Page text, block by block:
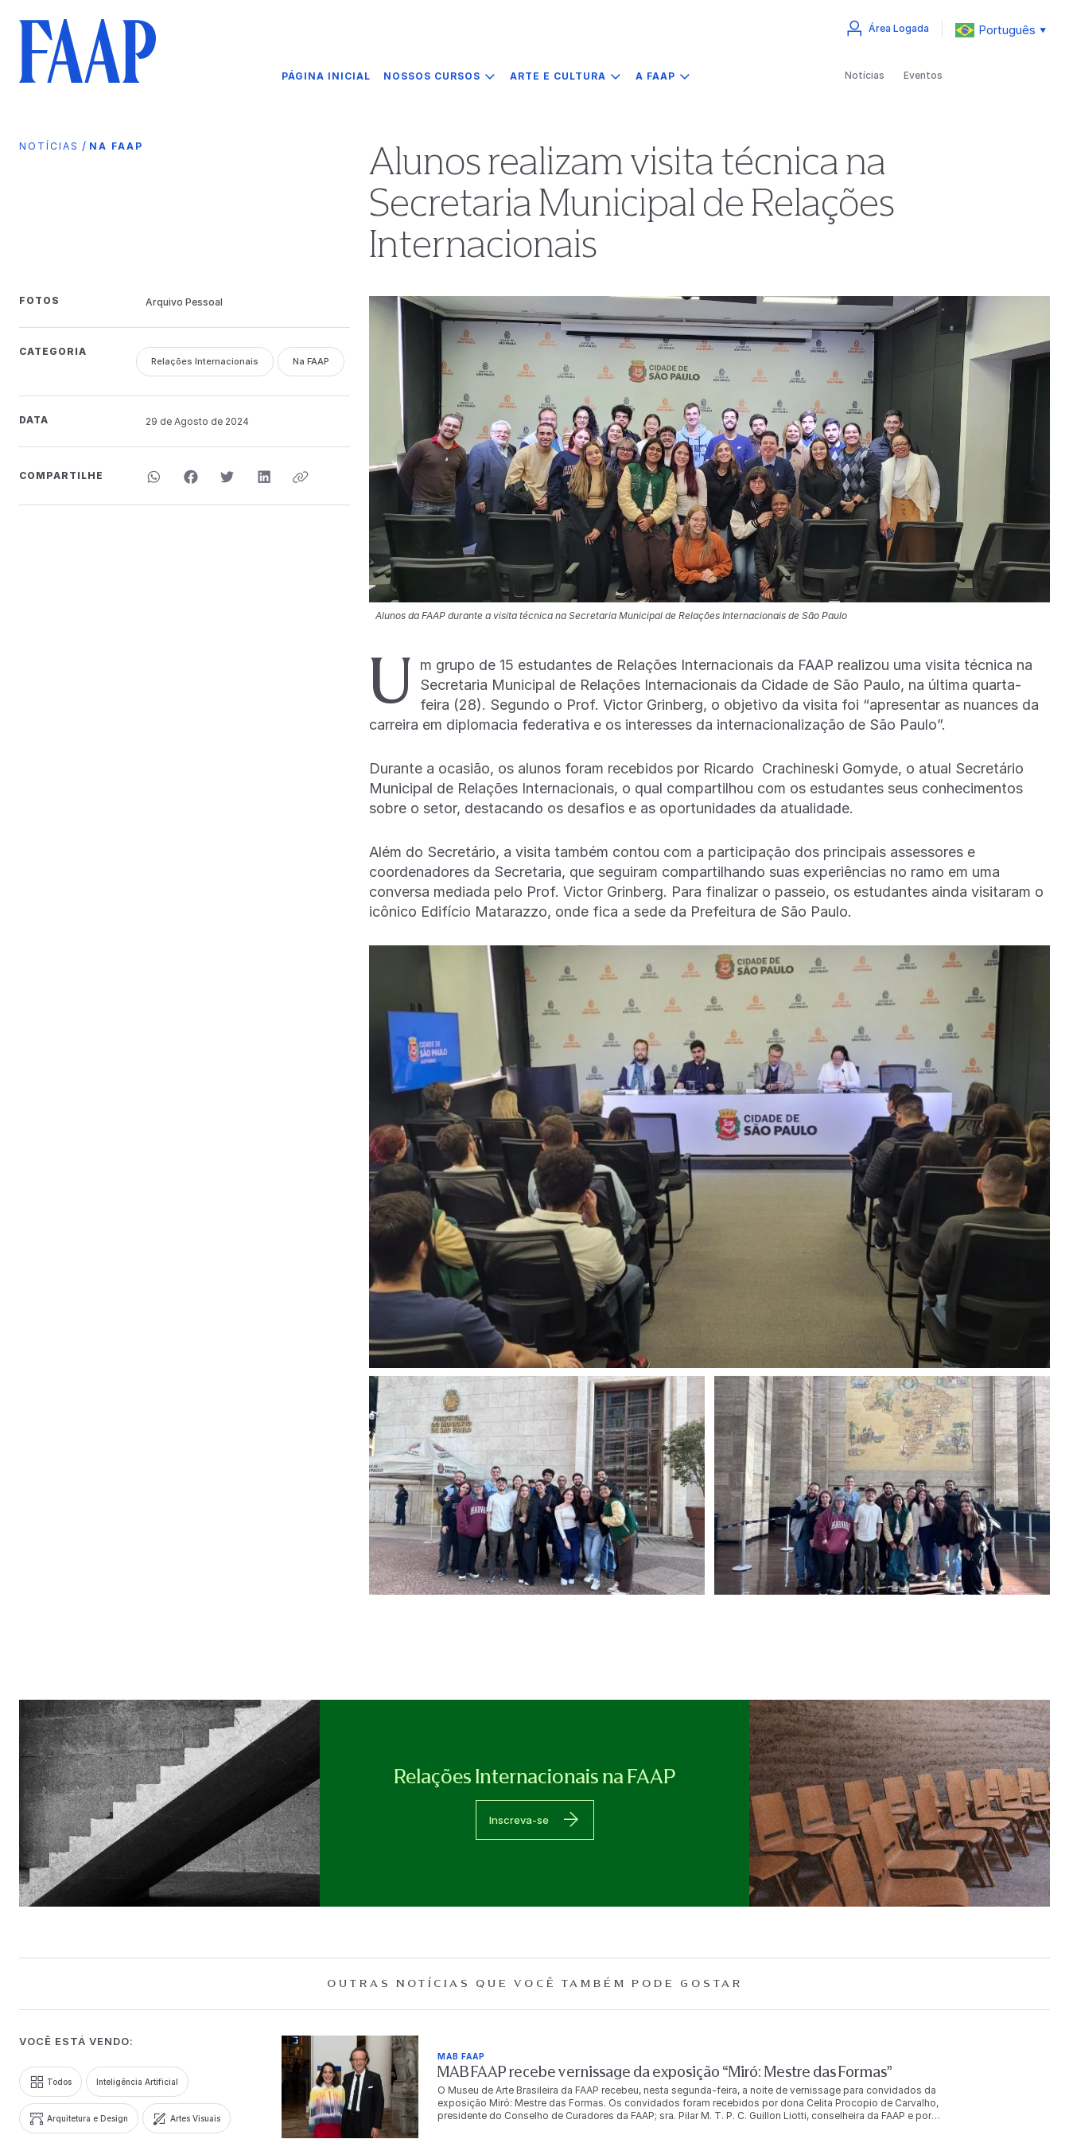
PÁGINA INICIAL NOSSOS CURSOS ARTE E CULTURA A FAAP
Área Logada Português ▼
Notícias Eventos
NOTÍCIAS / NA FAAP
Alunos realizam visita técnica na
Secretaria Municipal de Relações
Internacionais
FOTOS Arquivo Pessoal
CATEGORIA
Relações Internacionais Na FAAP
DATA 29 de Agosto de 2024
COMPARTILHE
Alunos da FAAP durante a visita técnica na Secretaria Municipal de Relações Internacionais de São Paulo
U
m grupo de 15 estudantes de Relações Internacionais da FAAP realizou uma visita técnica na
Secretaria Municipal de Relações Internacionais da Cidade de São Paulo, na última quarta-
feira (28). Segundo o Prof. Victor Grinberg, o objetivo da visita foi “apresentar as nuances da
carreira em diplomacia federativa e os interesses da internacionalização de São Paulo”.
Durante a ocasião, os alunos foram recebidos por Ricardo Crachineski Gomyde, o atual Secretário
Municipal de Relações Internacionais, o qual compartilhou com os estudantes seus conhecimentos
sobre o setor, destacando os desafios e as oportunidades da atualidade.
Além do Secretário, a visita também contou com a participação dos principais assessores e
coordenadores da Secretaria, que seguiram compartilhando suas experiências no ramo em uma
conversa mediada pelo Prof. Victor Grinberg. Para finalizar o passeio, os estudantes ainda visitaram o
icônico Edifício Matarazzo, onde fica a sede da Prefeitura de São Paulo.
Relações Internacionais na FAAP
Inscreva-se
OUTRAS NOTÍCIAS QUE VOCÊ TAMBÉM PODE GOSTAR
VOCÊ ESTÁ VENDO:
Todos Inteligência Artificial
Arquitetura e Design Artes Visuais
MAB FAAP
MAB FAAP recebe vernissage da exposição “Miró: Mestre das Formas”
O Museu de Arte Brasileira da FAAP recebeu, nesta segunda-feira, a noite de vernissage para convidados da
exposição Miró: Mestre das Formas. Os convidados foram recebidos por dona Celita Procopio de Carvalho,
presidente do Conselho de Curadores da FAAP; sra. Pilar M. T. P. C. Guillon Liotti, conselheira da FAAP e por